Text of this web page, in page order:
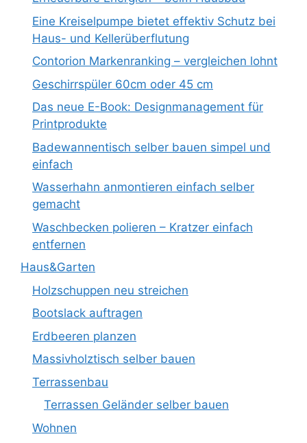
Eine Kreiselpumpe bietet effektiv Schutz bei
Haus- und Kellerüberflutung
Contorion Markenranking – vergleichen lohnt
Geschirrspüler 60cm oder 45 cm
Das neue E-Book: Designmanagement für
Printprodukte
Badewannentisch selber bauen simpel und
einfach
Wasserhahn anmontieren einfach selber
gemacht
Waschbecken polieren – Kratzer einfach
entfernen
Haus&Garten
Holzschuppen neu streichen
Bootslack auftragen
Erdbeeren planzen
Massivholztisch selber bauen
Terrassenbau
Terrassen Geländer selber bauen
Wohnen